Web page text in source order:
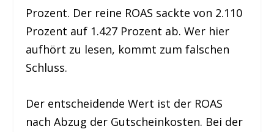
Prozent. Der reine ROAS sackte von 2.110
Prozent auf 1.427 Prozent ab. Wer hier
aufhört zu lesen, kommt zum falschen
Schluss.
Der entscheidende Wert ist der ROAS
nach Abzug der Gutscheinkosten. Bei der